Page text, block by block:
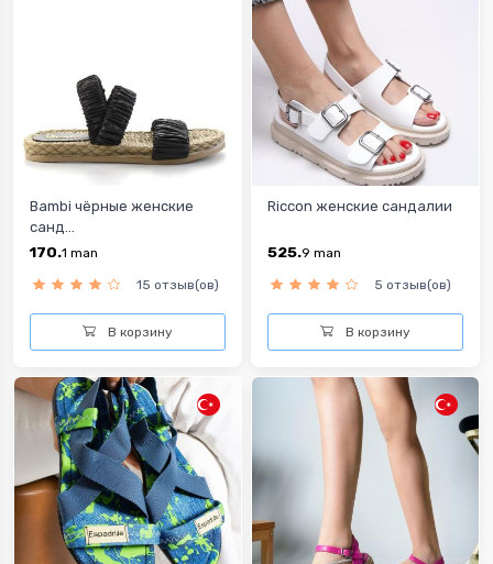
Bambi чёрные женские
санд...
170.1 man
15 отзыв(ов)
В корзину
Riccon женские сандалии
525.9 man
5 отзыв(ов)
В корзину